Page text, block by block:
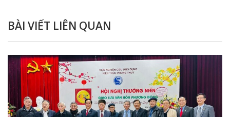
BÀI VIẾT LIÊN QUAN